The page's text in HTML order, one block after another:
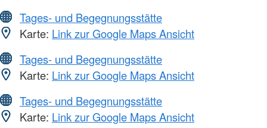
Tages- und Begegnungsstätte
Karte: Link zur Google Maps Ansicht
Tages- und Begegnungsstätte
Karte: Link zur Google Maps Ansicht
Tages- und Begegnungsstätte
Karte: Link zur Google Maps Ansicht